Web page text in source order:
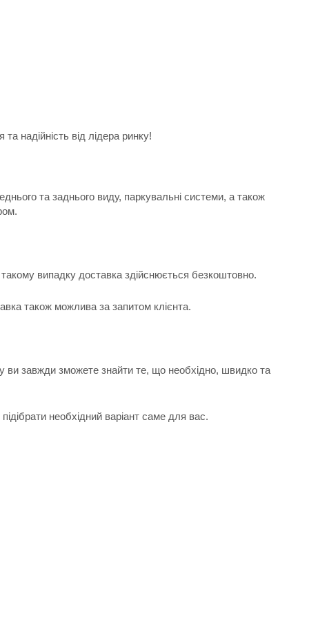
надійність від лідера ринку!
та заднього виду, паркувальні системи, а також
випадку доставка здійснюється безкоштовно.
також можлива за запитом клієнта.
ви завжди зможете знайти те, що необхідно, швидко та
необхідний варіант саме для вас.